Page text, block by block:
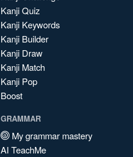
Kanji Quiz
Kanji Keywords
Kanji Builder
Kanji Draw
Kanji Match
Kanji Pop
Boost
GRAMMAR
My grammar mastery
AI TeachMe